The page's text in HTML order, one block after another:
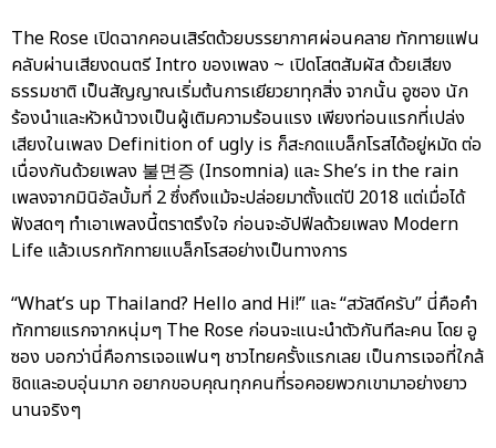
The Rose เปิดฉากคอนเสิร์ตด้วยบรรยากาศผ่อนคลาย ทักทายแฟน
คลับผ่านเสียงดนตรี Intro ของเพลง ~ เปิดโสตสัมผัส ด้วยเสียง
ธรรมชาติ เป็นสัญญาณเริ่มต้นการเยียวยาทุกสิ่ง จากนั้น อูซอง นัก
ร้องนำและหัวหน้าวงเป็นผู้เติมความร้อนแรง เพียงท่อนแรกที่เปล่ง
เสียงในเพลง Definition of ugly is ก็สะกดแบล็กโรสได้อยู่หมัด ต่อ
เนื่องกันด้วยเพลง 불면증 (Insomnia) และ She’s in the rain
เพลงจากมินิอัลบั้มที่ 2 ซึ่งถึงแม้จะปล่อยมาตั้งแต่ปี 2018 แต่เมื่อได้
ฟังสดๆ ทำเอาเพลงนี้ตราตรึงใจ ก่อนจะอัปฟีลด้วยเพลง Modern
Life แล้วเบรกทักทายแบล็กโรสอย่างเป็นทางการ
“What’s up Thailand? Hello and Hi!” และ “สวัสดีครับ” นี่คือคำ
ทักทายแรกจากหนุ่มๆ The Rose ก่อนจะแนะนำตัวกันทีละคน โดย อู
ซอง บอกว่านี่คือการเจอแฟนๆ ชาวไทยครั้งแรกเลย เป็นการเจอที่ใกล้
ชิดและอบอุ่นมาก อยากขอบคุณทุกคนที่รอคอยพวกเขามาอย่างยาว
นานจริงๆ